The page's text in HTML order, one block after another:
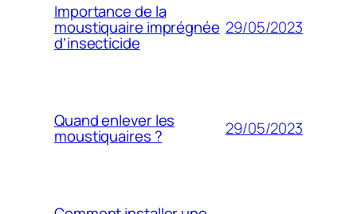
Importance de la
moustiquaire imprégnée
d’insecticide
29/05/2023
Quand enlever les
moustiquaires ? 29/05/2023